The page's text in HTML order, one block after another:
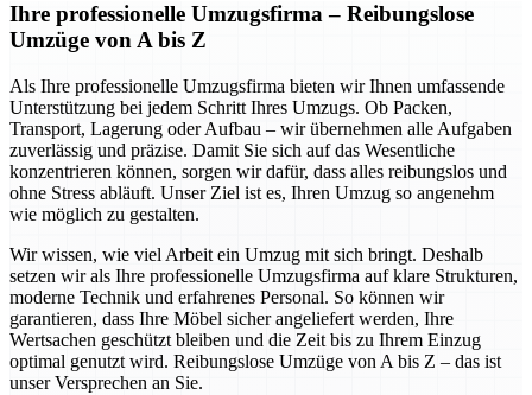
Ihre professionelle Umzugsfirma – Reibungslose
Umzüge von A bis Z
Als Ihre professionelle Umzugsfirma bieten wir Ihnen umfassende
Unterstützung bei jedem Schritt Ihres Umzugs. Ob Packen,
Transport, Lagerung oder Aufbau – wir übernehmen alle Aufgaben
zuverlässig und präzise. Damit Sie sich auf das Wesentliche
konzentrieren können, sorgen wir dafür, dass alles reibungslos und
ohne Stress abläuft. Unser Ziel ist es, Ihren Umzug so angenehm
wie möglich zu gestalten.
Wir wissen, wie viel Arbeit ein Umzug mit sich bringt. Deshalb
setzen wir als Ihre professionelle Umzugsfirma auf klare Strukturen,
moderne Technik und erfahrenes Personal. So können wir
garantieren, dass Ihre Möbel sicher angeliefert werden, Ihre
Wertsachen geschützt bleiben und die Zeit bis zu Ihrem Einzug
optimal genutzt wird. Reibungslose Umzüge von A bis Z – das ist
unser Versprechen an Sie.